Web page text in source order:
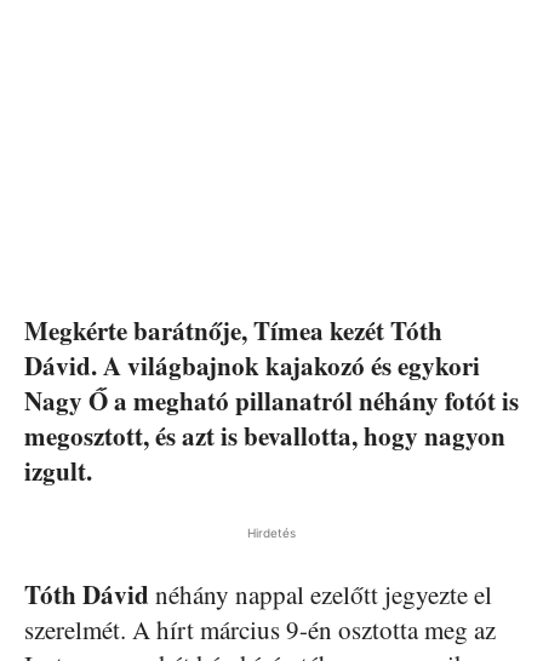
Megkérte barátnője, Tímea kezét Tóth
Dávid. A világbajnok kajakozó és egykori
Nagy Ő a megható pillanatról néhány fotót is
megosztott, és azt is bevallotta, hogy nagyon
izgult.
Hirdetés
Tóth Dávid néhány nappal ezelőtt jegyezte el
szerelmét. A hírt március 9-én osztotta meg az